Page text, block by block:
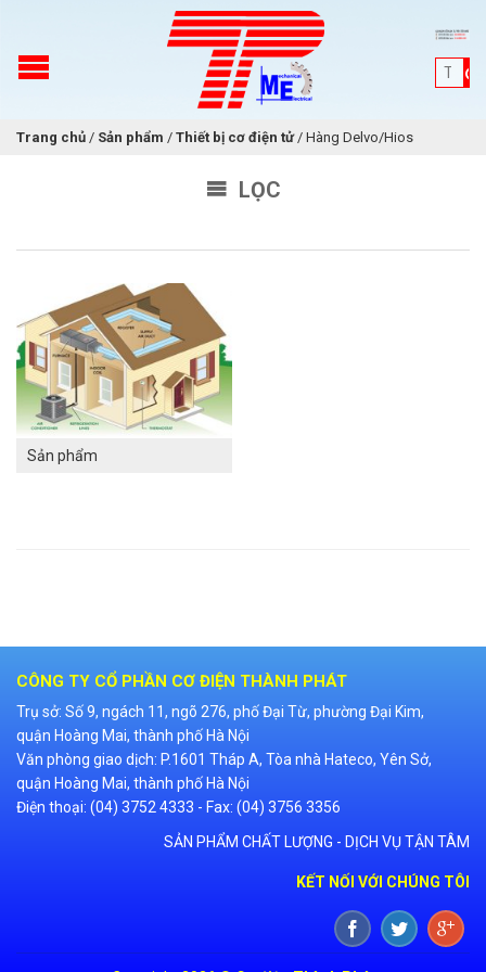
Trang chủ / Sản phẩm / Thiết bị cơ điện tử/ Hàng Delvo/Hios
LỌC
Sản phẩm
CÔNG TY CỔ PHẦN CƠ ĐIỆN THÀNH PHÁT
Trụ sở: Số 9, ngách 11, ngõ 276, phố Đại Từ, phường Đại Kim,
quận Hoàng Mai, thành phố Hà Nội
Văn phòng giao dịch: P.1601 Tháp A, Tòa nhà Hateco, Yên Sở,
quận Hoàng Mai, thành phố Hà Nội
Điện thoại: (04) 3752 4333 - Fax: (04) 3756 3356
SẢN PHẨM CHẤT LƯỢNG - DỊCH VỤ TẬN TÂM
KẾT NỐI VỚI CHÚNG TÔI